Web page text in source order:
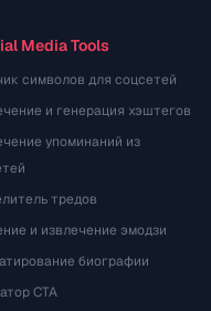
Media Tools
символов для соцсетей
и генерация хэштегов
упоминаний из
тредов
и извлечение эмодзи
биографии
CTA